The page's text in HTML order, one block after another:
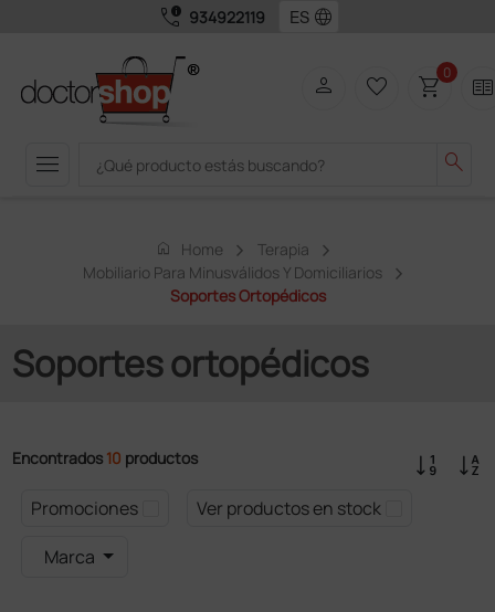
call_quality 934922119 language
menu search
person favorite_border shopping_cart0 two_pager
home Home
Terapia
Mobiliario Para Minusválidos Y Domiciliarios
Soportes Ortopédicos
Soportes ortopédicos
Encontrados 10 productos
Promociones
Ver productos en stock
Marca